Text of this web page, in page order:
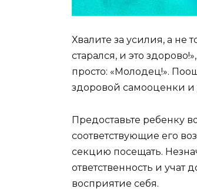
Хвалите за усилия, а не
старался, и это
просто: «Молодец!».
здоровой самооценки и
Предоставьте ребенку
соответствующие его
секцию посещать.
ответственность и
восприятие себя.